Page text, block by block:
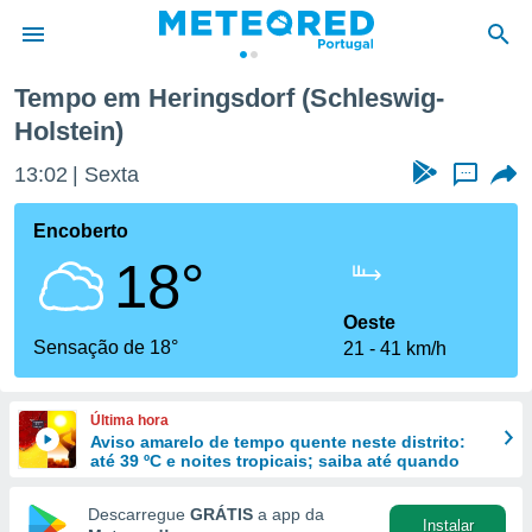
da
foi
para
fornecidas
e
forma
Tempo em Heringsdorf (Schleswig-
Holstein)
13:02 Sexta ...
Encoberto
18°
Sensação de 18°
Oeste
21
41 km/h
Última hora
Aviso amarelo de tempo quente neste distrito:
até 39 ºC e noites tropicais; saiba até quando
Descarregue GRÁTIS a app da
Instalar